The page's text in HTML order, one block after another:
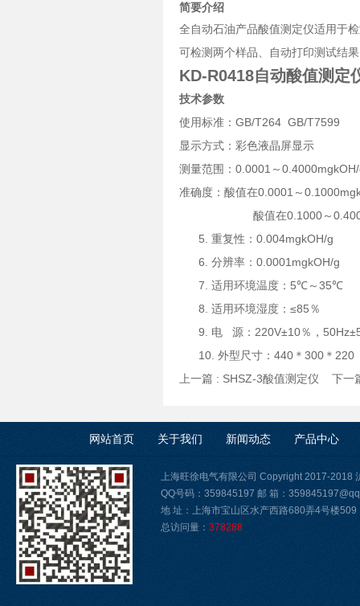
简要介绍
全自动石油产品酸值测定仪适用于
可检测两个样品、自动打印测试结
KD-R0418自动酸值测定
技术参数
使用标准： GB/T264 GB/T7599
显示方式：彩色液晶屏显示
测量范围： 0.0001～
准确度：酸值在0.0001～
酸值在0.1000～
5. 重复性： 0.004mgkOH/g
6. 分辨率： 0.0001mgkOH/g
7. 适用环境温度： 5℃～35℃
8. 适用环境湿度： ≤85％
9. 电 源： 220V±10％，
10. 外型尺寸： 440＊300＊220
上一篇 : SHSZ-3酸值测定仪 下一
网站首页 关于我们 新闻动态 产品中心
上海旺徐电气有限公司 Copyright 2017-2018
QQ号码：359845197 邮 箱：
地 址：上海市宝山区水产西路680弄4号楼509
总访问量： 378288